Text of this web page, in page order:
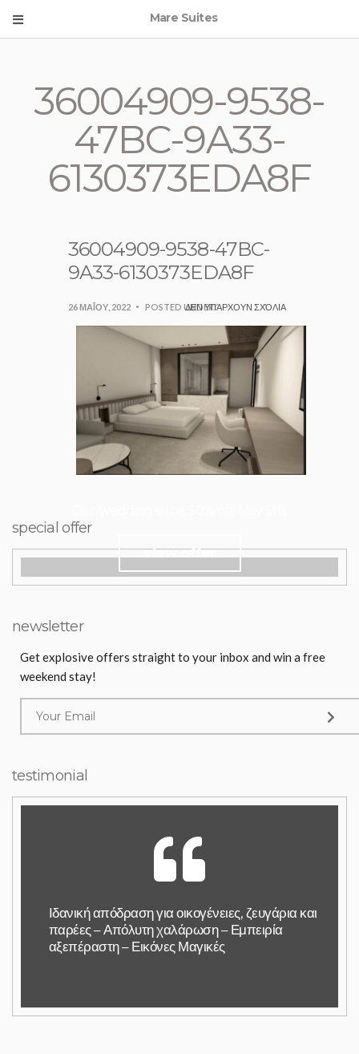
Mare Suites
36004909-9538-
47BC-9A33-
6130373EDA8F
36004909-9538-47BC-
9A33-6130373EDA8F
26 ΜΑΪ́ΟΥ, 2022 POSTED UNDER:ΔΕΝ ΥΠΆΡΧΟΥΝ ΣΧΌΛΙΑ
special offer
view offer
newsletter
Get explosive offers straight to your inbox and win a free
weekend stay!
testimonial
Ιδανική απόδραση για οικογένειες, ζευγάρια και
παρέες – Απόλυτη χαλάρωση – Εμπειρία
αξεπέραστη – Εικόνες Μαγικές